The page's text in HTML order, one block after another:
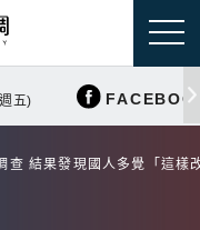
五)
查 結果發現國人多覺「這樣